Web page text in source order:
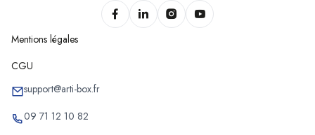
Chantiers de pompe à chaleur de Balen
Chantiers de pompe à chaleur d'Hoboken
Chantiers de pompe à chaleur de Schoten
Chantiers de pompe à chaleur de Puurs-Sint-Amands
Chantiers de pompe à chaleur de Sint-Katelijne-Waver
Mentions légales
CGU
support@arti-box.fr
09 71 12 10 82